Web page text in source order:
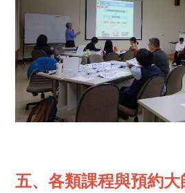
五、各類課程與預約大